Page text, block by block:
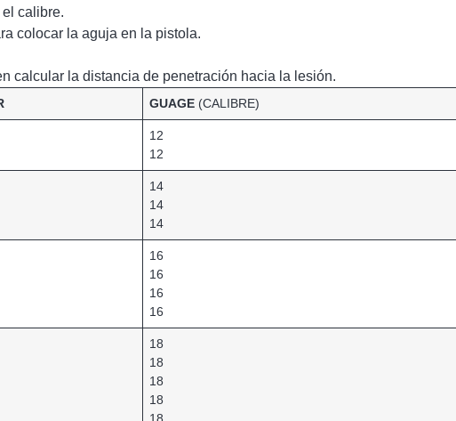
calibre.
colocar la aguja en la pistola.
calcular la distancia de penetración hacia la lesión.
GUAGE (CALIBRE)
12
12
14
14
14
16
16
16
16
18
18
18
18